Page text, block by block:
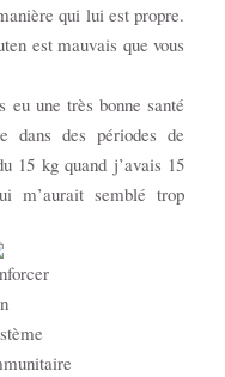
qui lui est propre.
est mauvais que vous
eu une très bonne santé
dans des périodes de
15 kg quand j’avais 15
m’aurait semblé trop